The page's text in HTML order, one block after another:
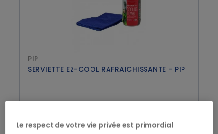
PIP
SERVIETTE EZ-COOL RAFRAICHISSANTE - PIP
Le respect de votre vie privée est primordial